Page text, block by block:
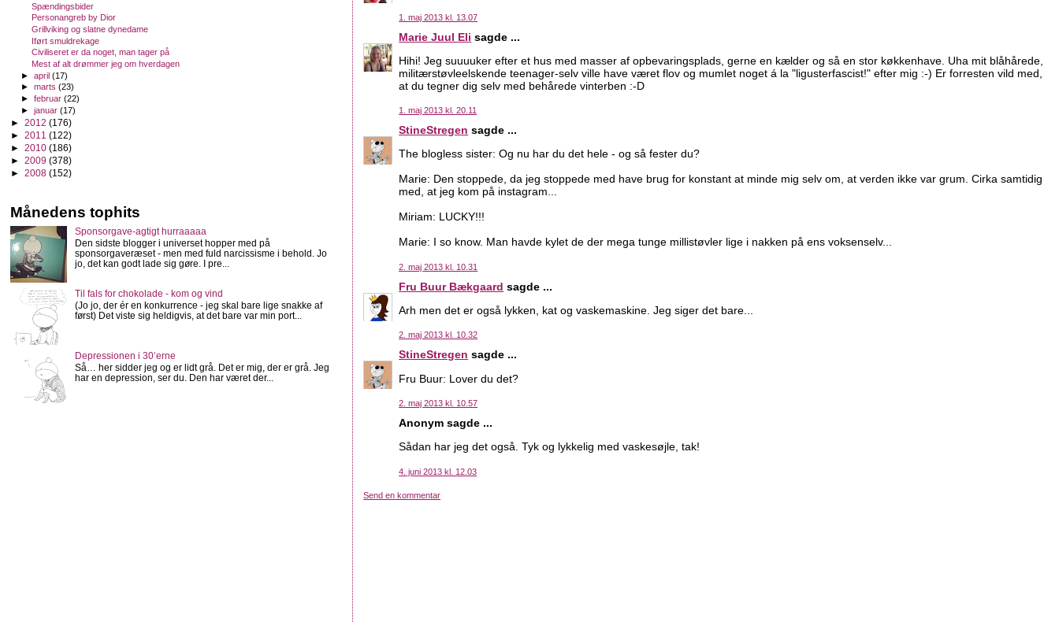
1. maj 2013 kl. 13.07
Marie Juul Eli sagde ...
Hihi! Jeg suuuuker efter et hus med masser af opbevaringsplads, gerne en kælder og så en stor køkkenhave. Uha mit blåhårede,
militærstøvleelskende teenager-selv ville have været flov og mumlet noget á la "ligusterfascist!" efter mig :-) Er forresten vild med,
at du tegner dig selv med behårede vinterben :-D
1. maj 2013 kl. 20.11
StineStregen sagde ...
The blogless sister: Og nu har du det hele - og så fester du?
Marie: Den stoppede, da jeg stoppede med have brug for konstant at minde mig selv om, at verden ikke var grum. Cirka samtidig
med, at jeg kom på instagram...
Miriam: LUCKY!!!
Marie: I so know. Man havde kylet de der mega tunge millistøvler lige i nakken på ens voksenselv...
2. maj 2013 kl. 10.31
Fru Buur Bækgaard sagde ...
Arh men det er også lykken, kat og vaskemaskine. Jeg siger det bare...
2. maj 2013 kl. 10.32
StineStregen sagde ...
Fru Buur: Lover du det?
2. maj 2013 kl. 10.57
Anonym sagde ...
Sådan har jeg det også. Tyk og lykkelig med vaskesøjle, tak!
4. juni 2013 kl. 12.03
Send en kommentar
Spændingsbider
Personangreb by Dior
Grillviking og slatne dynedame
Iført smuldrekage
Civiliseret er da noget, man tager på
Mest af alt drømmer jeg om hverdagen
►april(17)
►marts(23)
►februar(22)
►januar(17)
► 2012 (176)
► 2011 (122)
► 2010 (186)
► 2009 (378)
► 2008 (152)
Månedens tophits
Sponsorgave-agtigt hurraaaaa
Den sidste blogger i universet hopper med på
sponsorgaveræset - men med fuld narcissisme i behold. Jo
jo, det kan godt lade sig gøre. I pre...
Til fals for chokolade - kom og vind
(Jo jo, der ér en konkurrence - jeg skal bare lige snakke af
først) Det viste sig heldigvis, at det bare var min port...
Depressionen i 30’erne
Så… her sidder jeg og er lidt grå. Det er mig, der er grå. Jeg
har en depression, ser du. Den har været der...